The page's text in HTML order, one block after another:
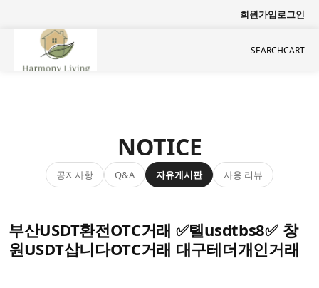
회원가입로그인
SEARCHCART
NOTICE
공지사항 Q&A 자유게시판 사용 리뷰
부산USDT환전OTC거래 ✅톌usdtbs8✅ 창
원USDT삽니다OTC거래 대구테더개인거래